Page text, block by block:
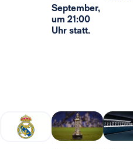
September,
um 21:00
Uhr statt.